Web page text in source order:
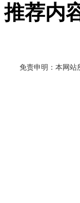
推荐内
免责申明：本网站